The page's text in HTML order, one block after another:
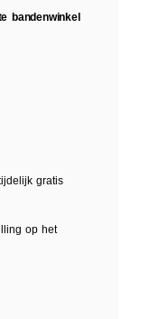
bandenwinkel
gratis
op het